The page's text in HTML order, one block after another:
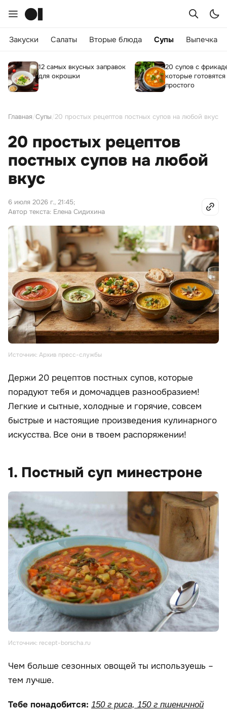
Закуски Салаты Вторые блюда Супы Выпечка
12 самых вкусных заправок
для окрошки
20 супов с
которые
простого
Главная Супы 20 простых рецептов постных супов на любой вкус
20 простых рецептов
постных супов на любой
вкус
6 июля 2026 г., 21:45;
Автор текста: Елена Сидихина
Источник: Архив пресс-службы
Держи 20 рецептов постных супов, которые
порадуют тебя и домочадцев разнообразием!
Легкие и сытные, холодные и горячие, совсем
быстрые и настоящие произведения кулинарного
искусства. Все они в твоем распоряжении!
1. Постный суп минестроне
Источник: recept-borscha.ru
Чем больше сезонных овощей ты используешь –
тем лучше.
Тебе понадобится: 150 г риса, 150 г пшеничной